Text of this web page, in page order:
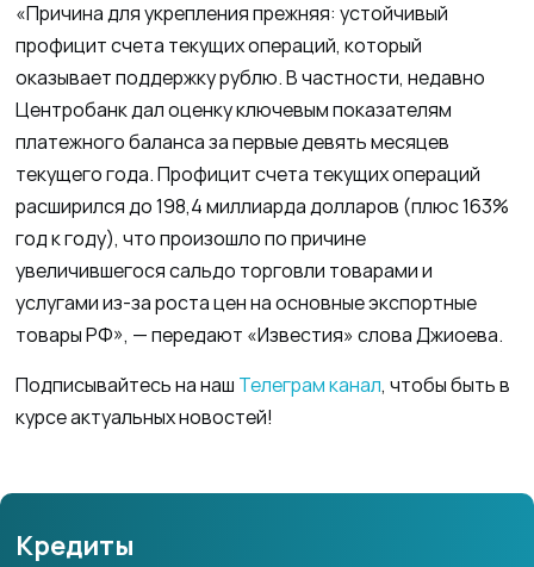
«Причина для укрепления прежняя: устойчивый
профицит счета текущих операций, который
оказывает поддержку рублю. В частности, недавно
Центробанк дал оценку ключевым показателям
платежного баланса за первые девять месяцев
текущего года. Профицит счета текущих операций
расширился до 198,4 миллиарда долларов (плюс 163%
год к году), что произошло по причине
увеличившегося сальдо торговли товарами и
услугами из-за роста цен на основные экспортные
товары РФ», — передают «Известия» слова Джиоева.
Подписывайтесь на наш Телеграм канал, чтобы быть в
курсе актуальных новостей!
Кредиты